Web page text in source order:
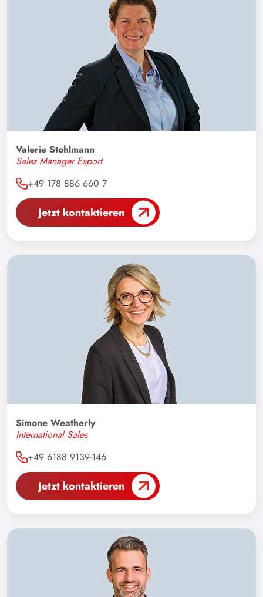
Valerie Stohlmann
Sales Manager Export
+49 178 886 660 7
Jetzt kontaktieren
Simone Weatherly
International Sales
+49 6188 9139-146
Jetzt kontaktieren